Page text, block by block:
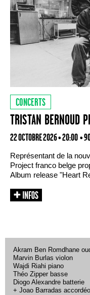
CONCERTS
TRISTAN BERNOUD
22 OCTOBRE 2026 • 20:00 •
Représentant de la
Project franco belge
Album release "Heart
Akram Ben Romdhane
Marvin Burlas violon
Wajdi Riahi piano
Théo Zipper basse
Diogo Alexandre batterie
+ Joao Barradas